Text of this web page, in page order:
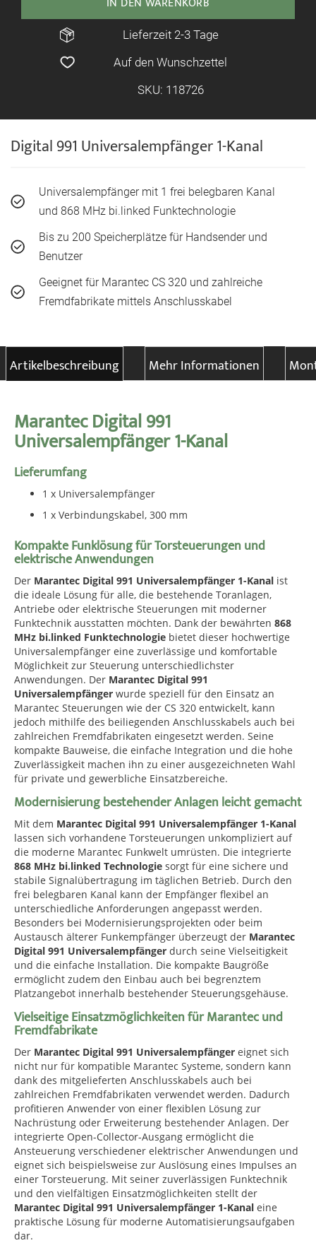
Digital 991 Universalempfänger 1-Kanal
Lieferzeit 2-3 Tage
Auf den Wunschzettel
SKU: 118726
Universalempfänger mit 1 frei belegbaren Kanal
und 868 MHz bi.linked Funktechnologie
Bis zu 200 Speicherplätze für Handsender und
Benutzer
Geeignet für Marantec CS 320 und zahlreiche
Fremdfabrikate mittels Anschlusskabel
Artikelbeschreibung Mehr Informationen
Marantec Digital 991
Universalempfänger 1-Kanal
Lieferumfang
1 x Universalempfänger
1 x Verbindungskabel, 300 mm
Kompakte Funklösung für Torsteuerungen und
elektrische Anwendungen
Der Marantec Digital 991 Universalempfänger 1-Kanal ist
die ideale Lösung für alle, die bestehende Toranlagen,
Antriebe oder elektrische Steuerungen mit moderner
Funktechnik ausstatten möchten. Dank der bewährten 868
MHz bi.linked Funktechnologie bietet dieser hochwertige
Universalempfänger eine zuverlässige und komfortable
Möglichkeit zur Steuerung unterschiedlichster
Anwendungen. Der Marantec Digital 991
Universalempfänger wurde speziell für den Einsatz an
Marantec Steuerungen wie der CS 320 entwickelt, kann
jedoch mithilfe des beiliegenden Anschlusskabels auch bei
zahlreichen Fremdfabrikaten eingesetzt werden. Seine
kompakte Bauweise, die einfache Integration und die hohe
Zuverlässigkeit machen ihn zu einer ausgezeichneten Wahl
für private und gewerbliche Einsatzbereiche.
Modernisierung bestehender Anlagen leicht gemacht
Mit dem Marantec Digital 991 Universalempfänger 1-Kanal
lassen sich vorhandene Torsteuerungen unkompliziert auf
die moderne Marantec Funkwelt umrüsten. Die integrierte
868 MHz bi.linked Technologie sorgt für eine sichere und
stabile Signalübertragung im täglichen Betrieb. Durch den
frei belegbaren Kanal kann der Empfänger flexibel an
unterschiedliche Anforderungen angepasst werden.
Besonders bei Modernisierungsprojekten oder beim
Austausch älterer Funkempfänger überzeugt der Marantec
Digital 991 Universalempfänger durch seine Vielseitigkeit
und die einfache Installation. Die kompakte Baugröße
ermöglicht zudem den Einbau auch bei begrenztem
Platzangebot innerhalb bestehender Steuerungsgehäuse.
Vielseitige Einsatzmöglichkeiten für Marantec und
Fremdfabrikate
Der Marantec Digital 991 Universalempfänger eignet sich
nicht nur für kompatible Marantec Systeme, sondern kann
dank des mitgelieferten Anschlusskabels auch bei
zahlreichen Fremdfabrikaten verwendet werden. Dadurch
profitieren Anwender von einer flexiblen Lösung zur
Nachrüstung oder Erweiterung bestehender Anlagen. Der
integrierte Open-Collector-Ausgang ermöglicht die
Ansteuerung verschiedener elektrischer Anwendungen und
eignet sich beispielsweise zur Auslösung eines Impulses an
einer Torsteuerung. Mit seiner zuverlässigen Funktechnik
und den vielfältigen Einsatzmöglichkeiten stellt der
Marantec Digital 991 Universalempfänger 1-Kanal eine
praktische Lösung für moderne Automatisierungsaufgaben
dar.